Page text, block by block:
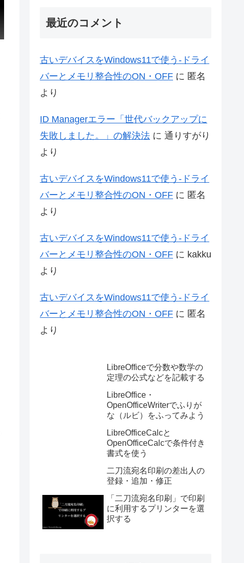
最近のコメント
古いデバイスをWindows11で使う-ドライ
バーとメモリ整合性のON・OFF に 匿名
より
ID Managerエラー「世代バックアップに
失敗しました。」の解決法 に 通りすがり
より
古いデバイスをWindows11で使う-ドライ
バーとメモリ整合性のON・OFF に 匿名
より
古いデバイスをWindows11で使う-ドライ
バーとメモリ整合性のON・OFF に kakku
より
古いデバイスをWindows11で使う-ドライ
バーとメモリ整合性のON・OFF に 匿名
より
LibreOfficeで分数や数学の
定理の公式などを記載する
LibreOffice・
OpenOfficeWriterでふりが
な（ルビ）をふってみよう
LibreOfficeCalcと
OpenOfficeCalcで条件付き
書式を使う
二刀流宛名印刷の差出人の
登録・追加・修正
「二刀流宛名印刷」で印刷
に利用するプリンターを選
択する